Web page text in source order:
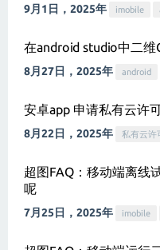
9月1日，2025年 imobile
在android studio中二维
8月27日，2025年 android
安卓app 申请私有云许
8月22日，2025年 私有云许
超图FAQ：移动端离线
呢
7月25日，2025年 imobile